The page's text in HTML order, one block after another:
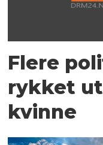
Flere
rykket
kvinne